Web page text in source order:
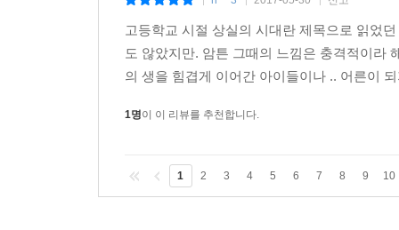
고등학교 시절 상실의 시대란 제목으로 읽었
도 않았지만. 암튼 그때의 느낌은 충격적이라
의 생을 힘겹게 이어간 아이들이나 .. 어른이
1명이 이 리뷰를 추천합니다.
1 2 3 4 5 6 7 8 9 10